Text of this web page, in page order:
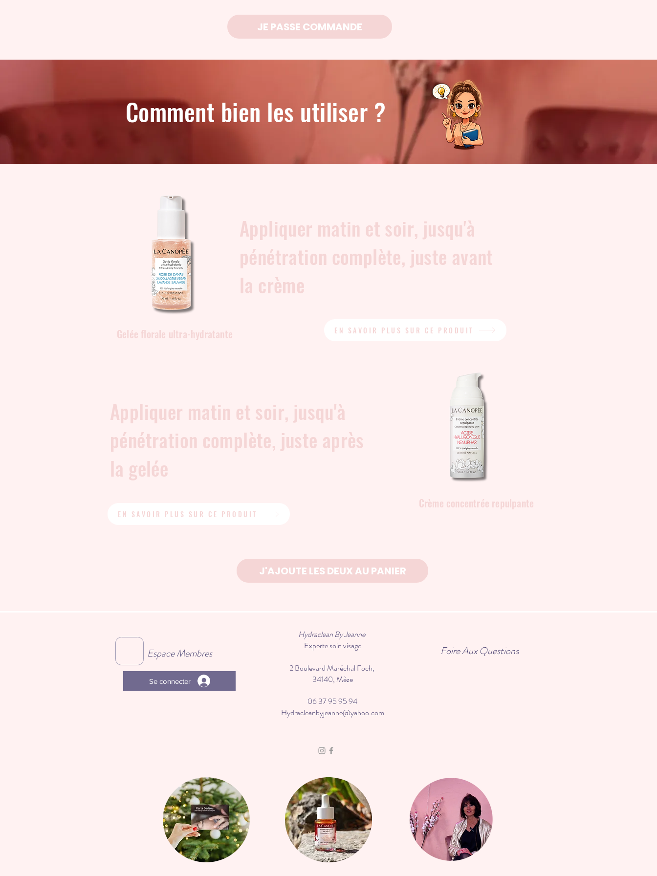
JE PASSE COMMANDE
Comment bien les utiliser ?
Appliquer matin et soir, jusqu'à
pénétration complète, juste avant
la crème
Gelée florale ultra-hydratante EN SAVOIR PLUS SUR CE PRODUIT
Appliquer matin et soir, jusqu'à
pénétration complète, juste après
la gelée
EN SAVOIR PLUS SUR CE PRODUIT
Crème concentrée repulpante
J'AJOUTE LES DEUX AU PANIER
Hydraclean By Jeanne
Experte soin visage
2 Boulevard Maréchal Foch,
34140, Mèze
06 37 95 95 94
Hydracleanbyjeanne@yahoo.com
Foire Aux Questions
Se connecter
Espace Membres